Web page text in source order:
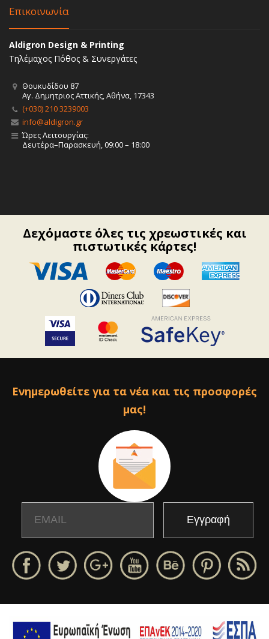
Επικοινωνία
Aldigron Design & Printing
Τηλέμαχος Πόθος & Συνεργάτες
Θουκυδίδου 87
Αγ. Δημητριος Αττικής, Αθήνα, 17343
(+030) 210 3239003
info@aldigron.gr
Ώρες Λειτουργίας:
Δευτέρα–Παρασκευή, 09:00 – 18:00
Δεχόμαστε όλες τις χρεωστικές και
πιστωτικές κάρτες!
Ενημερωθείτε για τα νέα και τις προσφορές
μας!